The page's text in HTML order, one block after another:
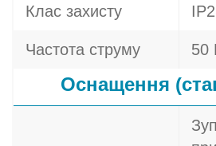
Клас захисту
Частота струму 50
Оснащення